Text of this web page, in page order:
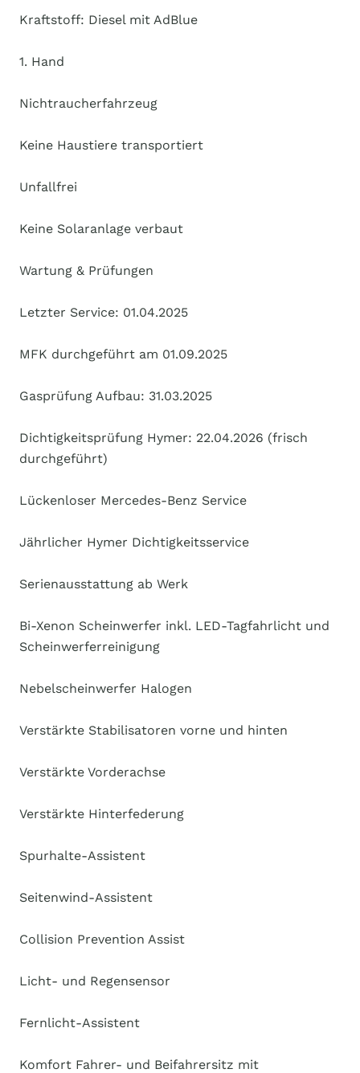
Kraftstoff: Diesel mit AdBlue
1. Hand
Nichtraucherfahrzeug
Keine Haustiere transportiert
Unfallfrei
Keine Solaranlage verbaut
Wartung & Prüfungen
Letzter Service: 01.04.2025
MFK durchgeführt am 01.09.2025
Gasprüfung Aufbau: 31.03.2025
Dichtigkeitsprüfung Hymer: 22.04.2026 (frisch
durchgeführt)
Lückenloser Mercedes-Benz Service
Jährlicher Hymer Dichtigkeitsservice
Serienausstattung ab Werk
Bi-Xenon Scheinwerfer inkl. LED-Tagfahrlicht und
Scheinwerferreinigung
Nebelscheinwerfer Halogen
Verstärkte Stabilisatoren vorne und hinten
Verstärkte Vorderachse
Verstärkte Hinterfederung
Spurhalte-Assistent
Seitenwind-Assistent
Collision Prevention Assist
Licht- und Regensensor
Fernlicht-Assistent
Komfort Fahrer- und Beifahrersitz mit